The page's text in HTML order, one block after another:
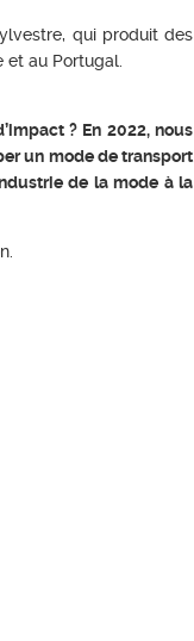
qui produit des
et au Portugal.
? En 2022, nous
un mode de transport
de la mode à la